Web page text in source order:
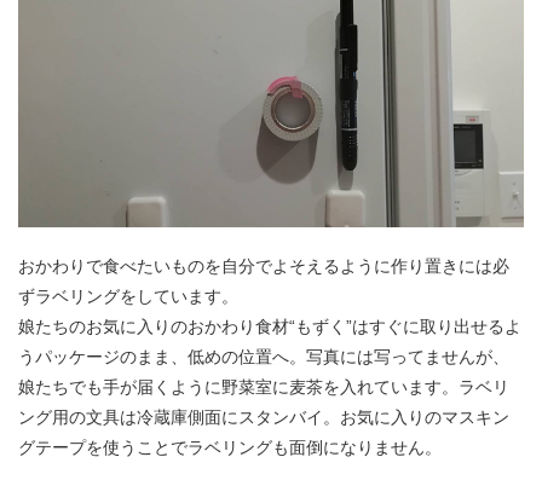
おかわりで食べたいものを自分でよそえるように作り置きには必
ずラベリングをしています。
娘たちのお気に入りのおかわり食材“もずく”はすぐに取り出せるよ
うパッケージのまま、低めの位置へ。写真には写ってませんが、
娘たちでも手が届くように野菜室に麦茶を入れています。ラベリ
ング用の文具は冷蔵庫側面にスタンバイ。お気に入りのマスキン
グテープを使うことでラベリングも面倒になりません。